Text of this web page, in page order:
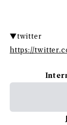
▼twitter
https://